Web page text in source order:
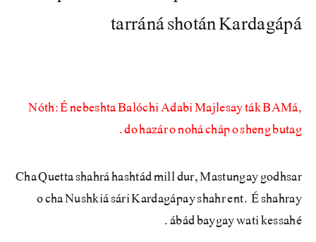
tarráná shotán Kardagápá
Nóth: É nebeshta Balóchi Adabi Majlesay ták BAMá,
do hazár o nohá cháp o sheng butag.
Cha Quetta shahrá hashtád mill dur, Mastungay godhsar
o cha Nushkiá sári Kardagápay shahr ent. É shahray
ábád baygay wati kessahé.